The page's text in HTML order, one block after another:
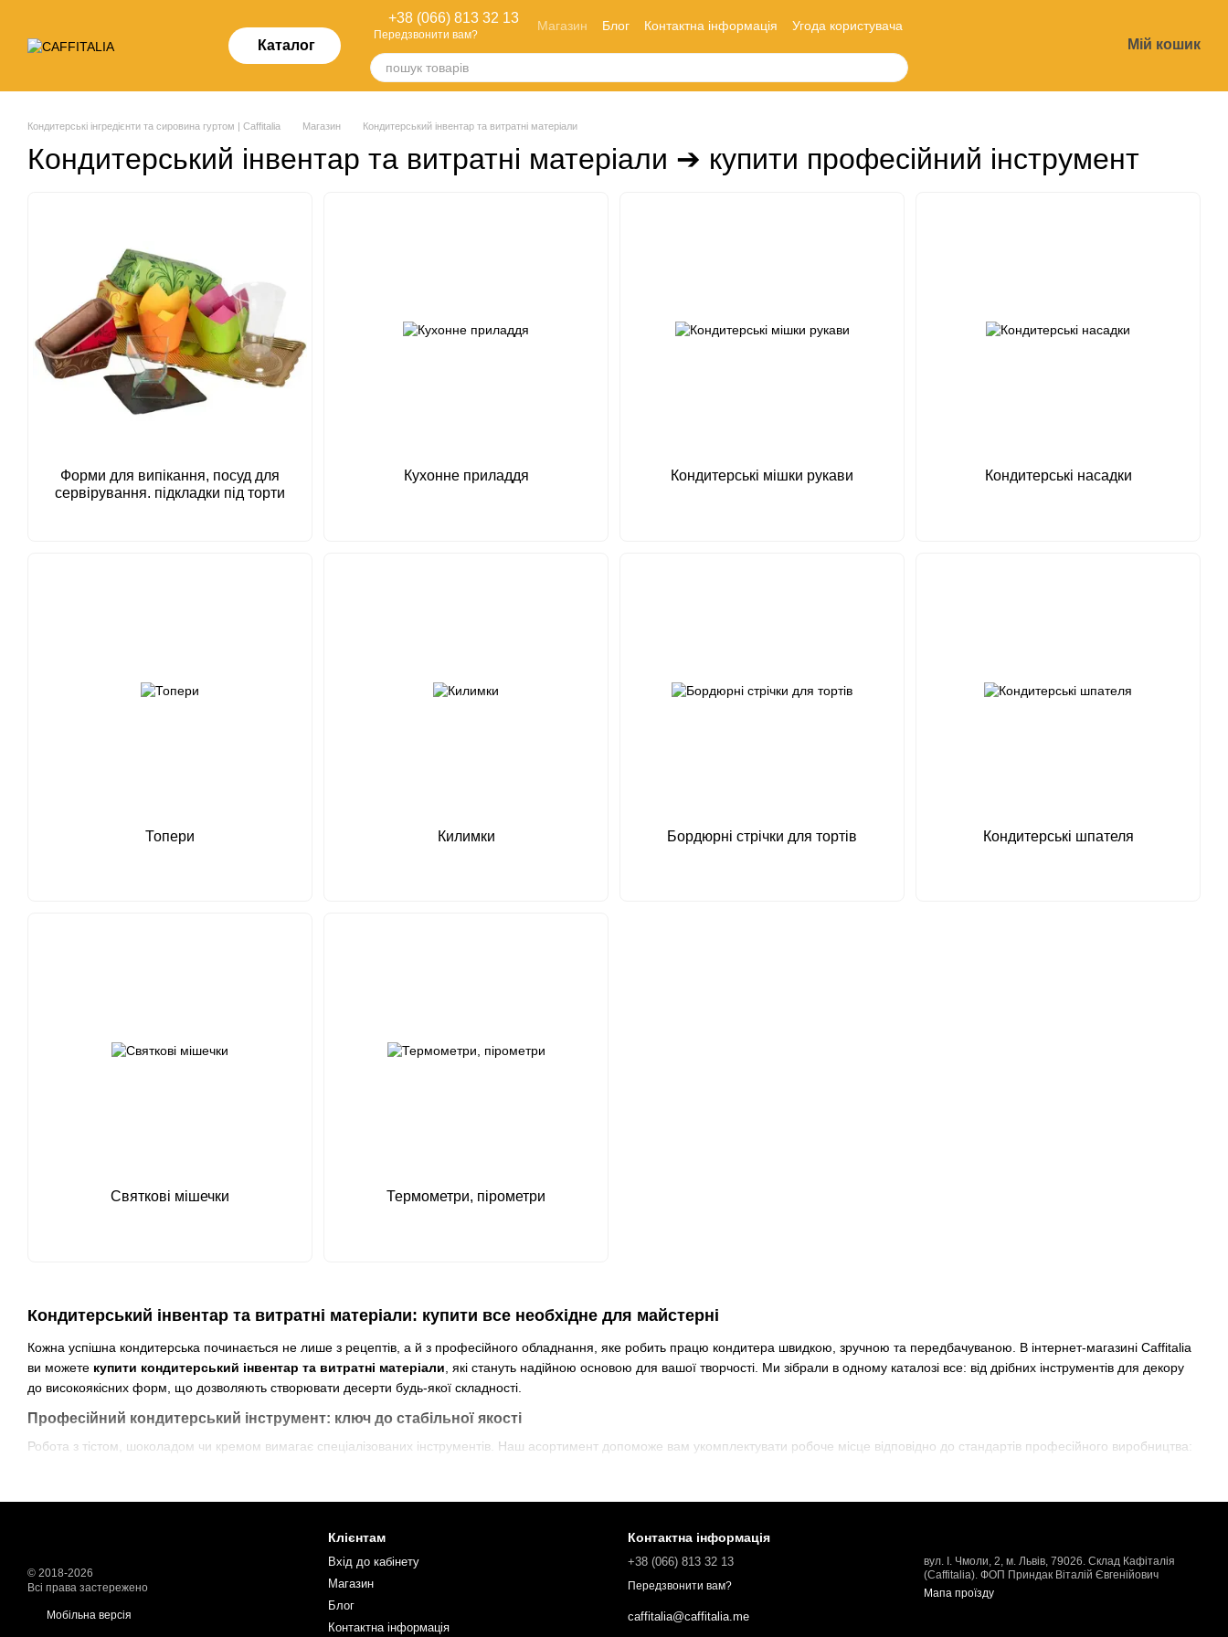
Каталог
+38 (066) 813 32 13
Передзвонити вам?
Магазин Блог Контактна інформація
Угода користувача
Мій кошик
Кондитерські інгредієнти та сировина гуртом | Caffitalia Магазин Кондитерський інвентар та витратні матеріали
Кондитерський інвентар та витратні матеріали ➔ купити професійний інструмент
Кондитерський інвентар та витратні матеріали: купити все необхідне для майстерні
Кожна успішна кондитерська починається не лише з рецептів, а й з професійного обладнання, яке робить працю кондитера швидкою, зручною та передбачуваною. В інтернет-магазині Caffitalia
ви можете купити кондитерський інвентар та витратні матеріали , які стануть надійною основою для вашої творчості. Ми зібрали в одному каталозі все: від дрібних інструментів для декору
до високоякісних форм, що дозволяють створювати десерти будь-якої складності.
Професійний кондитерський інструмент: ключ до стабільної якості
Робота з тістом, шоколадом чи кремом вимагає спеціалізованих інструментів. Наш асортимент допоможе вам укомплектувати робоче місце відповідно до стандартів професійного виробництва:
найвищої якості.
Витратні матеріали:
кондитерські мішки, пергамент, підкладки під торти та стрічки — це основа щоденної роботи. Ми пропонуємокупити витратні матеріали для
кондитераоптом та вроздріб, щоб ваше виробництво ніколи не зупинялося.
Дрібний інвентар:
Вінчики, мірні стакани, сита та ножі — кожна деталь має значення для дотримання технологічної карти.
Форми для випікання, посуд для
сервірування. підкладки під торти
Кухонне приладдя Кондитерські мішки рукави Кондитерські насадки
Топери Килимки Бордюрні стрічки для тортів Кондитерські шпателя
Святкові мішечки Термометри, пірометри
© 2018-2026
Всі права застережено
Мобільна версія
Клієнтам
Вхід до кабінету
Магазин
Блог
Контактна інформація
Контактна інформація
+38 (066) 813 32 13
Передзвонити вам?
caffitalia@caffitalia.me
вул. І. Чмоли, 2, м. Львів, 79026. Склад Кафіталія
(Caffitalia). ФОП Приндак Віталій Євгенійович
Мапа проїзду